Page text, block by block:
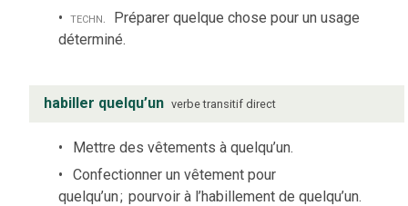
techn. Préparer quelque chose pour un usage
déterminé.
habiller quelqu’un verbe transitif direct
Mettre des vêtements à quelqu’un.
Confectionner un vêtement pour
quelqu’un; pourvoir à l’habillement de quelqu’un.